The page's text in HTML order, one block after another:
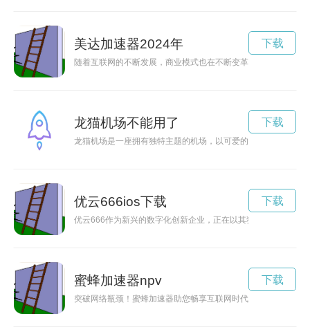
美达加速器2024年
随着互联网的不断发展，商业模式也在不断变革。而在这个时
下载
龙猫机场不能用了
龙猫机场是一座拥有独特主题的机场，以可爱的龙猫作为设计
下载
优云666ios下载
优云666作为新兴的数字化创新企业，正在以其独特的理念和
下载
蜜蜂加速器npv
突破网络瓶颈！蜜蜂加速器助您畅享互联网时代关键词: 蜜蜂
下载